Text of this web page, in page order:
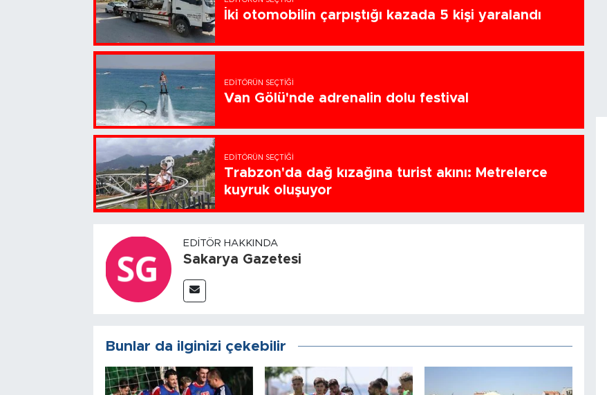
İki otomobilin çarpıştığı kazada 5 kişi yaralandı
EDITÖRÜN SEÇTIĞI
Van Gölü'nde adrenalin dolu festival
EDITÖRÜN SEÇTIĞI
Trabzon'da dağ kızağına turist akını: Metrelerce
kuyruk oluşuyor
EDITÖR HAKKINDA
Sakarya Gazetesi
Bunlar da ilginizi çekebilir